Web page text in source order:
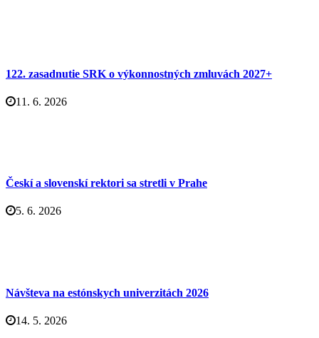
122. zasadnutie SRK o výkonnostných zmluvách 2027+
11. 6. 2026
Českí a slovenskí rektori sa stretli v Prahe
5. 6. 2026
Návšteva na estónskych univerzitách 2026
14. 5. 2026